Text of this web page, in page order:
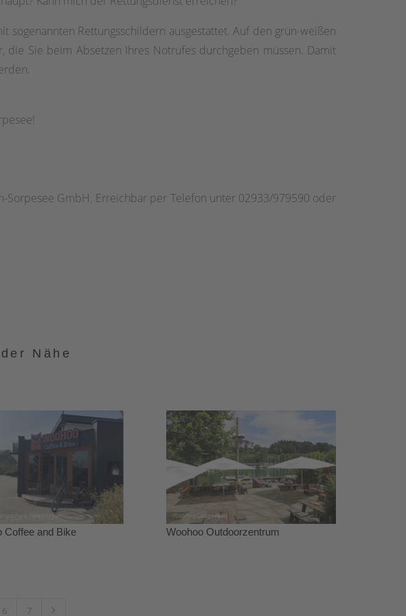
sogenannten Rettungsschildern ausgestattet. Auf den grün-weißen
Sie beim Absetzen Ihres Notrufes durchgeben müssen. Damit
Sorpesee GmbH. Erreichbar per Telefon unter 02933/979590 oder
Nähe
Coffee and Bike Woohoo Outdoorzentrum
6 7